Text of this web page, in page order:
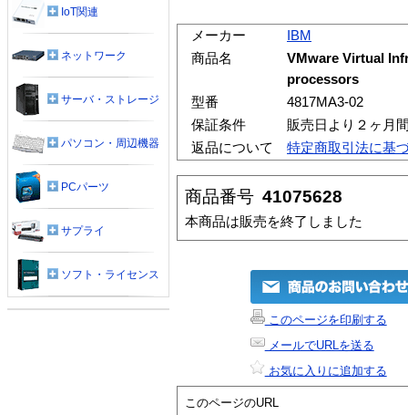
メーカー
IBM
商品名
VMware Virtual
processors
型番
4817MA3-02
保証条件
販売日より２ヶ月
返品について
特定商取引法に基
商品番号 41075628
本商品は販売を終了しました
このページを印刷する
メールでURLを送る
お気に入りに追加する
このページのURL
IoT関連
ネットワーク
サーバ・ストレージ
パソコン・周辺機器
PCパーツ
サプライ
ソフト・ライセンス